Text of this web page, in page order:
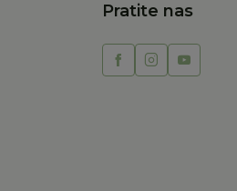
Pratite nas